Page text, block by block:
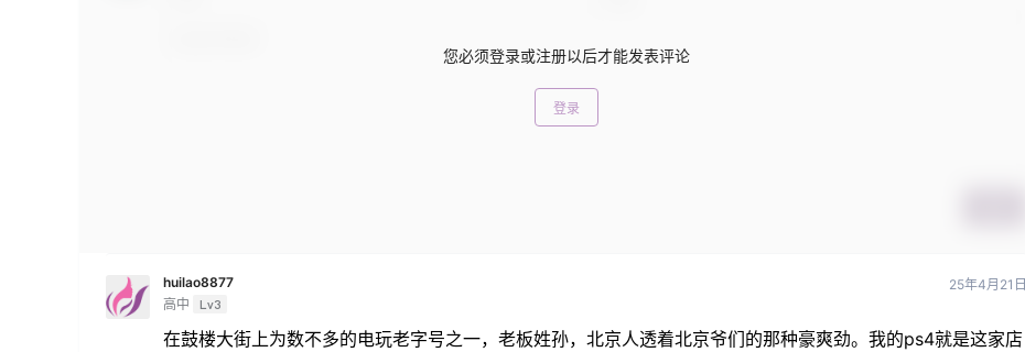
您必须登录或注册以后才能发表评论
登录
huilao8877
高中
Lv3
25年4月21日
在鼓楼大街上为数不多的电玩老字号之一，老板姓孙，北京人透着北京爷们的那种豪爽劲。我的ps4就是这家店